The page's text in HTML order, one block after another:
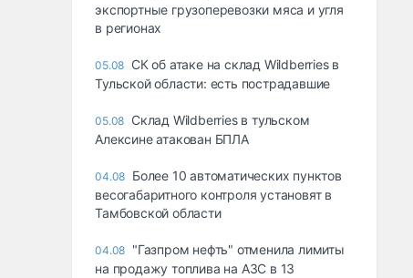
экспортные грузоперевозки мяса и угля
в регионах
05.08 СК об атаке на склад Wildberries в
Тульской области: есть пострадавшие
05.08 Склад Wildberries в тульском
Алексине атакован БПЛА
04.08 Более 10 автоматических пунктов
весогабаритного контроля установят в
Тамбовской области
04.08 "Газпром нефть" отменила лимиты
на продажу топлива на АЗС в 13